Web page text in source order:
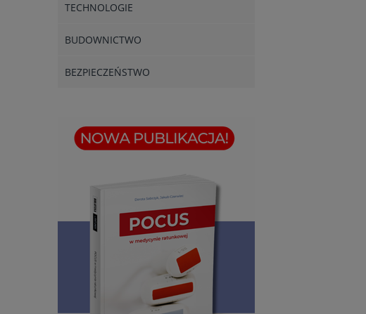
TECHNOLOGIE
BUDOWNICTWO
BEZPIECZEŃSTWO